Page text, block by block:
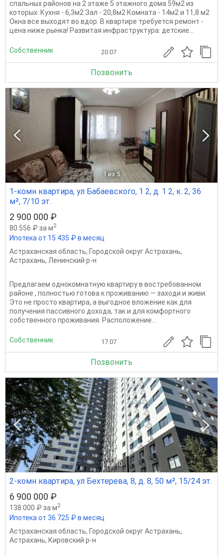
спальных районов на 2 этаже 5 этажного дома 59м2 из
которых: Кухня - 6,3м2 Зал - 20,8м2 Комната - 14м2 и 11,8 м2
Окна все выходят во вдор. В квартире требуется ремонт -
цена ниже рынка! Развитая инфраструктура: детские...
Собственник 20.07
Позвонить
1 из 5
1-комн квартира, ул Бабаевского, 1 2, д. 1 2, к. 2, 36
м², 7/10 эт.
2 900 000 ₽
80 556 ₽ за м2
Ипотека от 15 435 ₽ в месяц
Астраханская область, Городской округ Астрахань,
Астрахань, Ленинский р-н
Предлагаем однокомнатную квартиру в востребованном
районе , полностью готова к проживанию — заходи и живи.
Это не просто квартира, а выгодное вложение как для
получения пассивного дохода, так и для комфортного
собственного проживания. Расположение...
Собственник 17.07
Позвонить
1 из 10
2-комн квартира, ул Бехтерева, 8, д. 8, 50 м², 15/24 эт.
6 900 000 ₽
138 000 ₽ за м2
Ипотека от 36 725 ₽ в месяц
Астраханская область, Городской округ Астрахань,
Астрахань, Кировский р-н